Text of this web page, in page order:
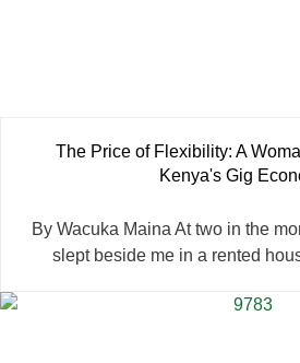
The Price of Flexibility: A
Kenya's Gig
By Wacuka Maina At two in the
slept beside me in a rented